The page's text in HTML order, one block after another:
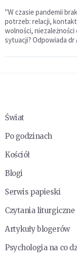
"W czasie pandemii
potrzeb: relacji,
wolności,
sytuacji? Odpowiada dr
Świat
Po godzinach
Kościół
Blogi
Serwis papieski
Czytania liturgiczne
Artykuły blogerów
Psychologia na co